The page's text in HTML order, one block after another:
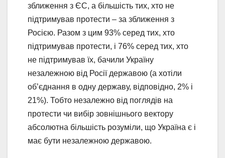
зближення з ЄС, а більшість тих, хто не
підтримував протести – за зближення з
Росією. Разом з цим 93% серед тих, хто
підтримував протести, і 76% серед тих, хто
не підтримував їх, бачили Україну
незалежною від Росії державою (а хотіли
об’єднання в одну державу, відповідно, 2% і
21%). Тобто незалежно від поглядів на
протести чи вибір зовнішнього вектору
абсолютна більшість розуміли, що Україна є і
має бути незалежною державою.